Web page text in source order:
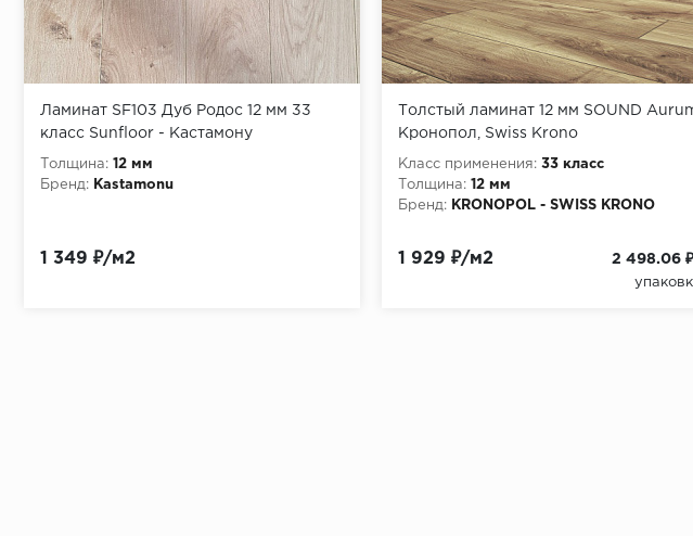
Ламинат SF103 Дуб Родос 12 мм 33
класс Sunfloor - Кастамону
Толщина: 12 мм
Бренд:
Kastamonu
1 349 ₽/м2
Толстый ламинат 12 мм SOUND
Кронопол, Swiss Krono
Класс применения: 33 класс
Толщина: 12 мм
Бренд:
KRONOPOL - SWISS KRONO
1 929 ₽/м2 2 498.06 ₽